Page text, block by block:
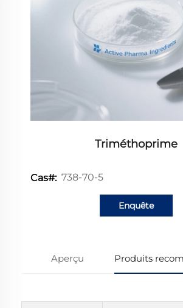
Triméthoprime
Cas#: 738-70-5
Enquête
Aperçu Produits